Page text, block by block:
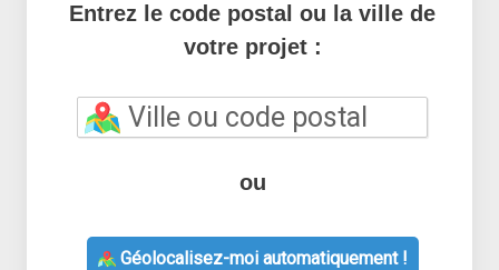
Entrez le code postal ou la ville de
votre projet :
ou
Géolocalisez-moi automatiquement !